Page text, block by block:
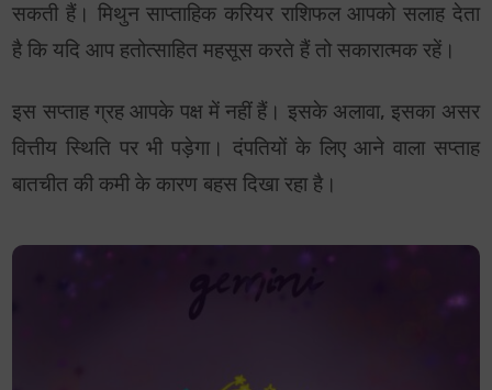
सकती हैं। मिथुन साप्ताहिक करियर राशिफल आपको सलाह देता
है कि यदि आप हतोत्साहित महसूस करते हैं तो सकारात्मक रहें।
इस सप्ताह ग्रह आपके पक्ष में नहीं हैं। इसके अलावा, इसका असर
वित्तीय स्थिति पर भी पड़ेगा। दंपतियों के लिए आने वाला सप्ताह
बातचीत की कमी के कारण बहस दिखा रहा है।